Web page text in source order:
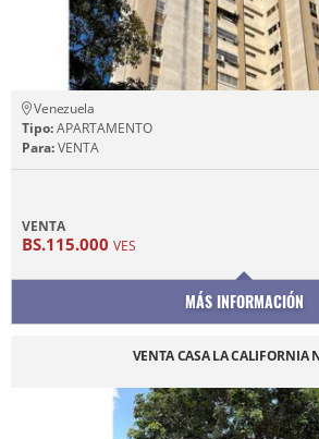
Venezuela
Tipo:APARTAMENTO
Para:VENTA
VENTA
BS.115.000 VES
MÁS INFORMACIÓN
VENTA CASA LA CALIFORNIA